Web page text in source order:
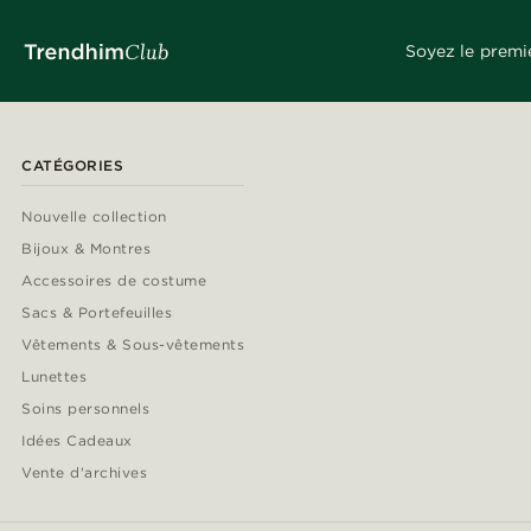
Soyez le
CATÉGORIES
Nouvelle collection
Bijoux & Montres
Accessoires de costume
Sacs & Portefeuilles
Vêtements & Sous-vêtements
Lunettes
Soins personnels
Idées Cadeaux
Vente d'archives